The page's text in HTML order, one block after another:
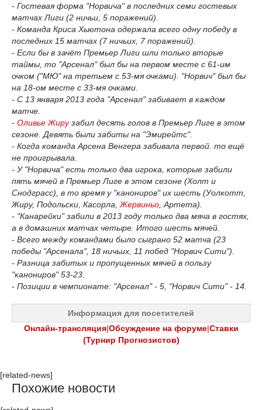
- Гостевая форма "Норвича" в последних семи гостевых
матчах Лиги (2 ничьи, 5 поражений).
- Команда Криса Хьютона одержала всего одну победу в
последних 15 матчах (7 ничьих, 7 поражений).
- Если бы в зачёт Премьер Лиги шли только вторые
таймы, то "Арсенал" был бы на первом месте с 61-им
очком ("МЮ" на третьем с 53-мя очками). "Норвич" был бы
на 18-ом месте с 33-мя очками.
- С 13 января 2013 года "Арсенал" забивает в каждом
матче.
- Оливье Жирузабил десять голов в Премьер Лиге в этом
сезоне. Девять были забиты на "Эмирейтс".
- Когда команда Арсена Венгера забивала первой. то ещё
не проигрывала.
- У "Норвича" есть только два игрока, которые забили
пять мячей в Премьер Лиге в этом сезоне (Холт и
Снодграсс), в то время у "канониров" их шесть (Уолкотт,
Жиру, Подольски, Касорла,Жервиньо, Артета).
- "Канарейки" забили в 2013 году только два мяча в гостях,
а в домашних матчах четыре. Итого шесть мячей.
- Всего между командами было сыграно 52 матча (23
победы "Арсенала", 18 ничьих, 11 побед "Норвич Сити").
- Разница забитых и пропущенных мячей в пользу
"канониров" 53-23.
- Позиции в чемпионате: "Арсенал" - 5, "Норвич Сити" - 14.
Информация для посетителей
Онлайн-трансляция|Обсуждение на форуме|Ставки
(Турнир Прогнозистов)
[related-news]
Похожие новости